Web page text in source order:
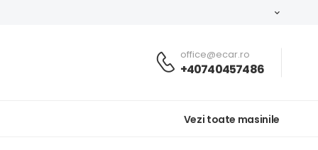
office@ecar.ro
+40740457486
Vezi toate masinile